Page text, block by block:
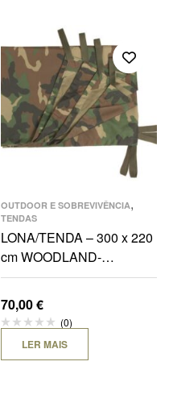
OUTDOOR E SOBREVIVÊNCIA,
TENDAS
LONA/TENDA – 300 x 220
cm WOODLAND-
IMPERMEÁVEL
70,00€
(0)
LER MAIS